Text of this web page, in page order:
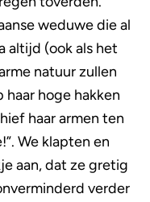
weduwe die al
altijd (ook als het
natuur zullen
haar hoge hakken
haar armen ten
We klapten en
aan, dat ze gretig
verder